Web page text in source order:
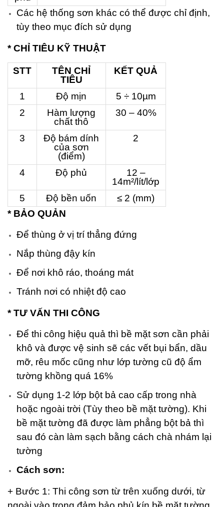
Các hệ thống sơn khác có thể được chỉ định,
tùy theo mục đích sử dụng
* CHỈ TIÊU KỸ THUẬT
STT
TÊN CHỈ
TIÊU
KẾT QUẢ
1 Độ mịn
5 ÷ 10µm
2
Hàm lượng
chất thô
30 – 40%
3
Độ bám dính
của sơn
(điểm)
2
4 Độ phủ
12 –
14m²/lít/lớp
5
Độ bền uốn
≤ 2 (mm)
* BẢO QUẢN
Để thùng ở vị trí thẳng đứng
Nắp thùng đậy kín
Để nơi khô ráo, thoáng mát
Tránh nơi có nhiệt độ cao
* TƯ VẤN THI CÔNG
Để thi công hiệu quả thì bề mặt sơn cần phải
khô và được vệ sinh sẽ các vết bụi bẩn, dầu
mỡ, rêu mốc cũng như lớp tường cũ độ ẩm
tường khồng quá 16%
Sử dụng 1-2 lớp bột bả cao cấp trong nhà
hoặc ngoài trời (Tùy theo bề mặt tường). Khi
bề mặt tường đã được làm phẳng bột bả thì
sau đó càn làm sạch bằng cách chà nhám lại
tường
Cách sơn:
+ Bước 1: Thi công sơn từ trên xuống dưới, từ